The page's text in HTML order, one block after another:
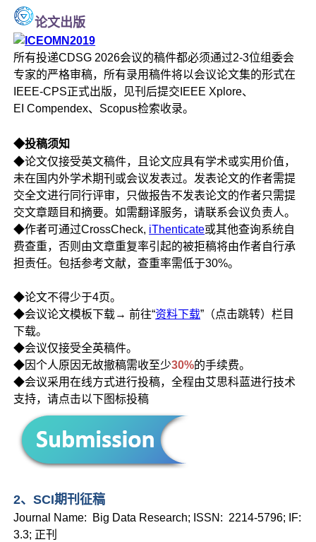
论文出版
所有投递CDSG 2026会议的稿件都必须通过2-3位组委会
专家的严格审稿，所有录用稿件将以会议论文集的形式在
IEEE-CPS正式出版，见刊后提交IEEE Xplore、
EI Compendex、Scopus检索收录。
◆投稿须知
◆论文仅接受英文稿件，且论文应具有学术或实用价值，
未在国内外学术期刊或会议发表过。发表论文的作者需提
交全文进行同行评审，只做报告不发表论文的作者只需提
交文章题目和摘要。如需翻译服务，请联系会议负责人。
◆作者可通过CrossCheck, iThenticate或其他查询系统自
费查重，否则由文章重复率引起的被拒稿将由作者自行承
担责任。包括参考文献，查重率需低于30%。
◆论文不得少于4页。
◆会议论文模板下载→ 前往“资料下载”（点击跳转）栏目
下载。
◆会议仅接受全英稿件。
◆因个人原因无故撤稿需收至少30%的手续费。
◆会议采用在线方式进行投稿，全程由艾思科蓝进行技术
支持，请点击以下图标投稿
2、SCI期刊征稿
Journal Name: Big Data Research; ISSN: 2214-5796; IF:
3.3; 正刊